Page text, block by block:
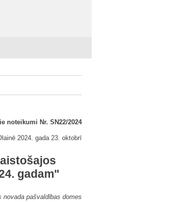
noteikumi Nr. SN22/2024
2024. gada 23. oktobrī
gadam"
novada pašvaldības domes